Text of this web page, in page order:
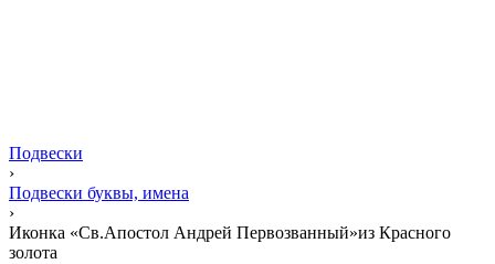
Подвески
›
Подвески буквы, имена
›
Иконка «Св.Апостол Андрей Первозванный»из Красного
золота